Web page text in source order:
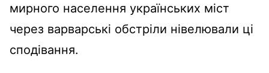
мирного населення українських міст
через варварські обстріли нівелювали ці
сподівання.